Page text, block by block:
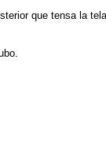
que tensa la